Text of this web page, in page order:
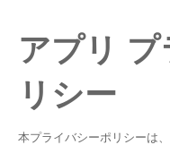
アプリ
リシー
本プライバシーポリシーは